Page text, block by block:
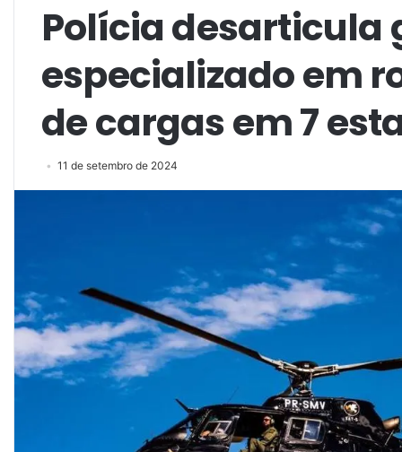
Polícia desarticula
especializado em
de cargas em 7
11 de setembro de 2024